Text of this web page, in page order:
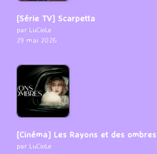
[Série TV] Scarpetta
par LuCioLe
29 mai 2026
[Cinéma] Les Rayons et des ombres
par LuCioLe